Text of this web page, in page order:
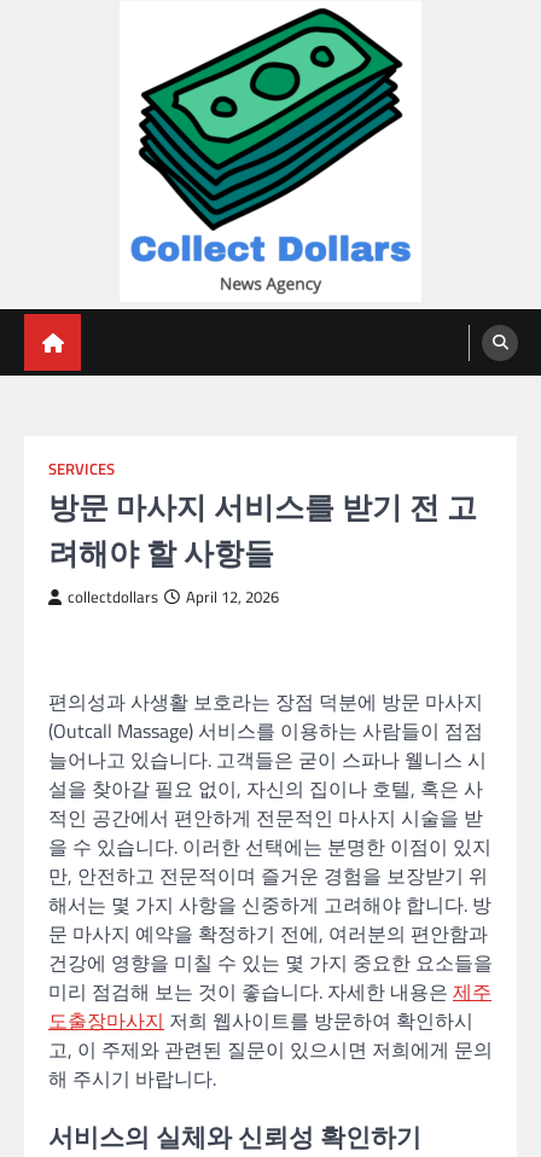
SERVICES
방문 마사지 서비스를 받기 전 고
려해야 할 사항들
collectdollars April 12, 2026
편의성과 사생활 보호라는 장점 덕분에 방문 마사지
(Outcall Massage) 서비스를 이용하는 사람들이 점점
늘어나고 있습니다. 고객들은 굳이 스파나 웰니스 시
설을 찾아갈 필요 없이, 자신의 집이나 호텔, 혹은 사
적인 공간에서 편안하게 전문적인 마사지 시술을 받
을 수 있습니다. 이러한 선택에는 분명한 이점이 있지
만, 안전하고 전문적이며 즐거운 경험을 보장받기 위
해서는 몇 가지 사항을 신중하게 고려해야 합니다. 방
문 마사지 예약을 확정하기 전에, 여러분의 편안함과
건강에 영향을 미칠 수 있는 몇 가지 중요한 요소들을
미리 점검해 보는 것이 좋습니다. 자세한 내용은 제주
도출장마사지 저희 웹사이트를 방문하여 확인하시
고, 이 주제와 관련된 질문이 있으시면 저희에게 문의
해 주시기 바랍니다.
서비스의 실체와 신뢰성 확인하기